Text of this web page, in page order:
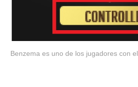
Benzema es uno de los jugadores con